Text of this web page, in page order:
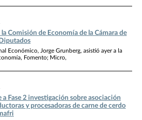
la Comisión de Economía de la Cámara de
Económico, Jorge Grunberg, asistió ayer a la
Fomento; Micro,
a Fase 2 investigación sobre asociación
y procesadoras de carne de cerdo